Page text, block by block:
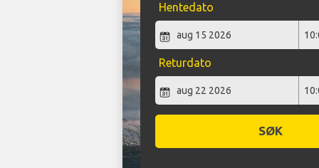
Hentedato
Returdato
SØK